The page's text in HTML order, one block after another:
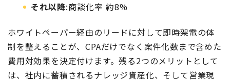
それ以降:商談化率 約8%
ホワイトペーパー経由のリードに対して即時架電の体
制を整えることが、CPAだけでなく案件化数まで含めた
費用対効果を決定付けます。残る2つのメリットとして
は、社内に蓄積されるナレッジ資産化、そして営業現